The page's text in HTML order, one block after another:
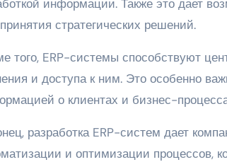
информации. Также это дает
стратегических решений.
того, ERP-системы способствуют
и доступа к ним. Это особенно
о клиентах и бизнес-
разработка ERP-систем дает
и оптимизации процессов,